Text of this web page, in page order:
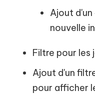
Ajout
nouvelle
Filtre pour les
Ajout d'un
pour afficher